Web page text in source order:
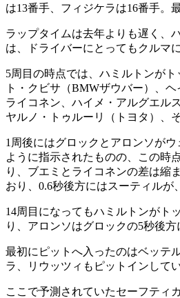
は13番手、フィジケラは16番手。
ラップタイムは去年よりも遅く、
は、ドライバーにとってもクルマ
5周目の時点では、ハミルトンが
ト・クビサ（BMWザウバー）、
ライコネン、ハイメ・アルグエル
ヤルノ・トゥルーリ（トヨタ）、
1周後にはグロックとアロンソが
ように指示されたものの、この時
り、ブエミとライコネンの差は縮
おり、0.6秒後方にはスーティルが
14周目になってもハミルトンがト
り、アロンソはグロックの5秒後
最初にピットへ入ったのはベッテ
ラ、リウッツィもピットインして
ここで予測されていたセーフティ